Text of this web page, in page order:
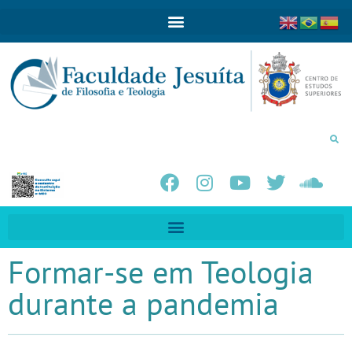
Formar-se em Teologia
durante a pandemia